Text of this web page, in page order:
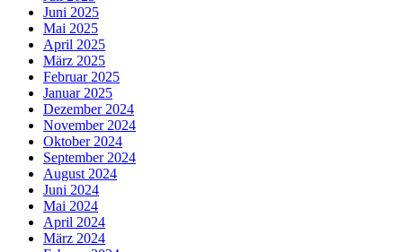
Juni 2025
Mai 2025
April 2025
März 2025
Februar 2025
Januar 2025
Dezember 2024
November 2024
Oktober 2024
September 2024
August 2024
Juni 2024
Mai 2024
April 2024
März 2024